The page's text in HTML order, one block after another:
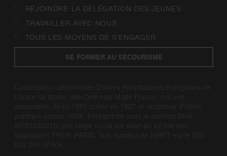
REJOINDRE LA DÉLÉGATION DES JEUNES
TRAVAILLER AVEC NOUS
TOUS LES MOYENS DE S’ENGAGER
SE FORMER AU SECOURISME